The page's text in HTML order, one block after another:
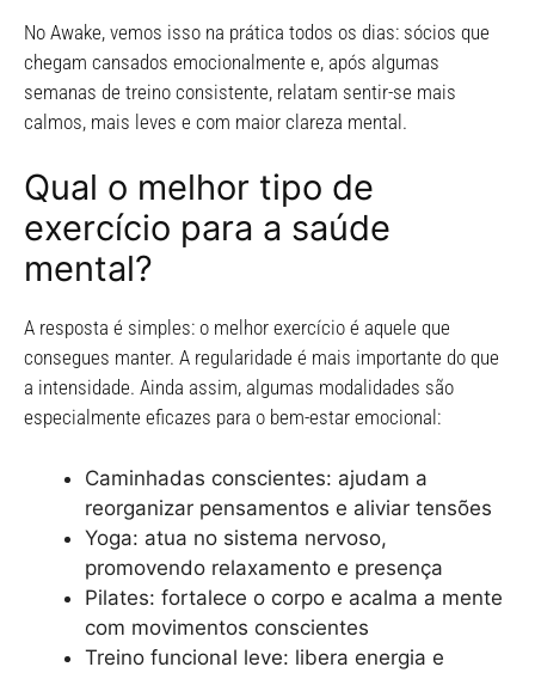
No Awake, vemos isso na prática todos os dias: sócios que
chegam cansados emocionalmente e, após algumas
semanas de treino consistente, relatam sentir-se mais
calmos, mais leves e com maior clareza mental.
Qual o melhor tipo de
exercício para a saúde
mental?
A resposta é simples: o melhor exercício é aquele que
consegues manter. A regularidade é mais importante do que
a intensidade. Ainda assim, algumas modalidades são
especialmente eficazes para o bem-estar emocional:
Caminhadas conscientes: ajudam a
reorganizar pensamentos e aliviar tensões
Yoga: atua no sistema nervoso,
promovendo relaxamento e presença
Pilates: fortalece o corpo e acalma a mente
com movimentos conscientes
Treino funcional leve: libera energia e